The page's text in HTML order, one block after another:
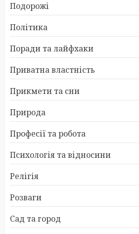
Подорожі
Політика
Поради та лайфхаки
Приватна властність
Прикмети та сни
Природа
Професії та робота
Психологія та відносини
Релігія
Розваги
Сад та город